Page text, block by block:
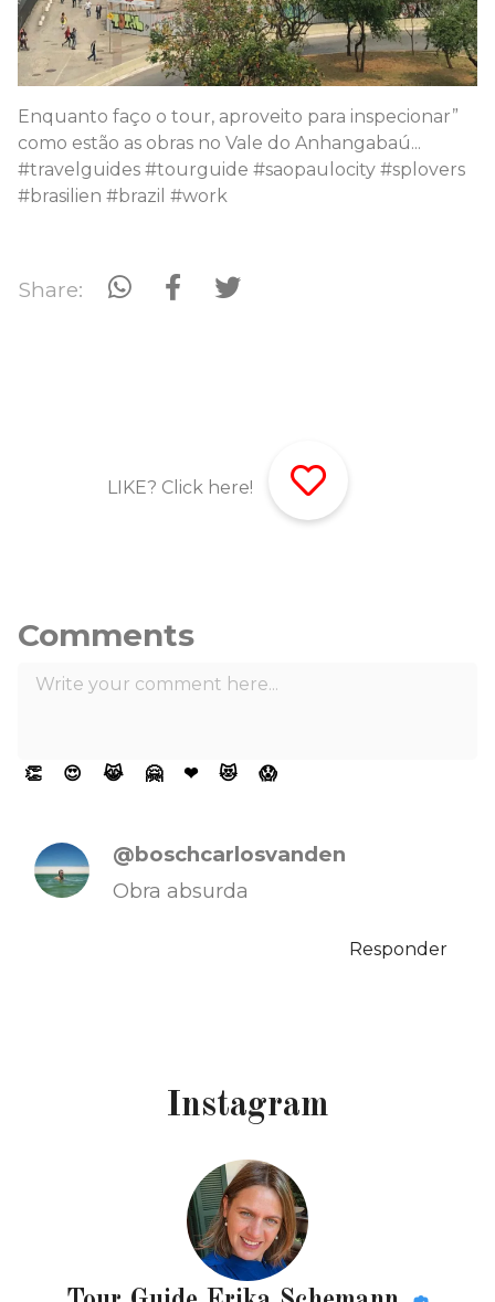
Enquanto faço o tour, aproveito para inspecionar”
como estão as obras no Vale do Anhangabaú...
#travelguides #tourguide #saopaulocity #splovers
#brasilien #brazil #work
Share:
LIKE? Click here!
Comments
👏 😍 😹 🤗 ❤ 😻 😱
@boschcarlosvanden
Obra absurda
Responder
Instagram